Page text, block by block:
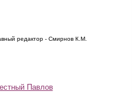
редактор - Смирнов К.М.
Павлов